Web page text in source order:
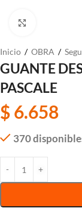
Inicio / OBRA /
GUANTE
PASCALE
$6.658
370